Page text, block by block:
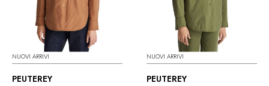
NUOVI ARRIVI
PEUTEREY
NUOVI ARRIVI
PEUTEREY